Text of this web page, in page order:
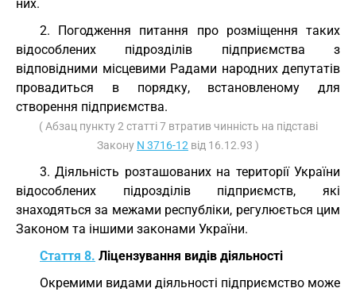
них.
2. Погодження питання про розміщення таких
відособлених підрозділів підприємства з
відповідними місцевими Радами народних депутатів
провадиться в порядку, встановленому для
створення підприємства.
( Абзац пункту 2 статті 7 втратив чинність на підставі
Закону N 3716-12 від 16.12.93 )
3. Діяльність розташованих на території України
відособлених підрозділів підприємств, які
знаходяться за межами республіки, регулюється цим
Законом та іншими законами України.
Стаття 8. Ліцензування видів діяльності
Окремими видами діяльності підприємство може